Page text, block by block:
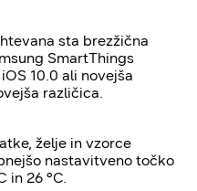
sta brezžična
SmartThings
10.0 ali novejša
različica.
želje in vzorce
nastavitveno točko
in 26 °C.